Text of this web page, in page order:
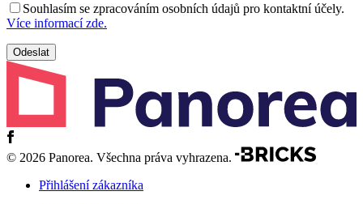
Souhlasím se zpracováním osobních údajů pro kontaktní účely.
Více informací zde.
© 2026 Panorea. Všechna práva vyhrazena.
Přihlášení zákazníka